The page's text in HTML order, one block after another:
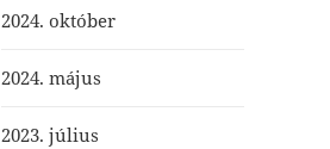
2024. október
2024. május
2023. július